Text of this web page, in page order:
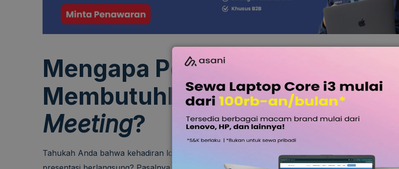
Mengapa Perusahaan
Membutuhkan Proyektor Ruang
Meeting?
Tahukah Anda bahwa kehadiran lcd proyektor di ruang meetingsangat penting ketika kegiatan